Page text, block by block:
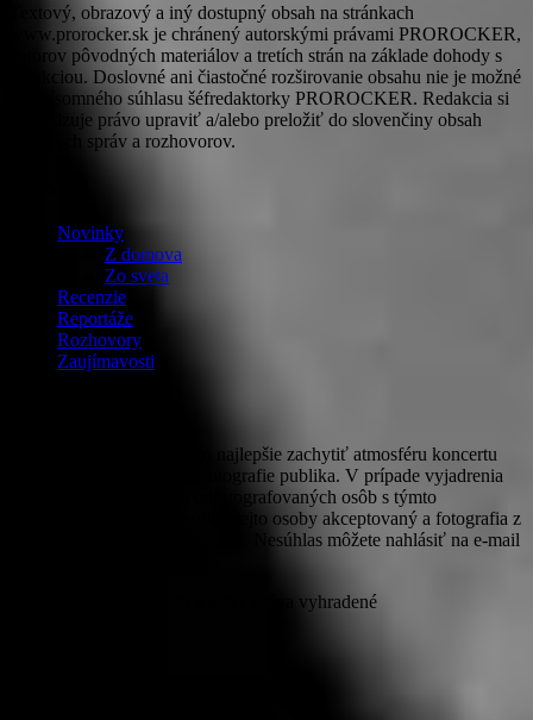
Textový, obrazový a iný dostupný obsah na stránkach
www.prorocker.sk je chránený autorskými právami PROROCKER,
autorov pôvodných materiálov a tretích strán na základe dohody s
redakciou. Doslovné ani čiastočné rozširovanie obsahu nie je možné
bez písomného súhlasu šéfredaktorky PROROCKER. Redakcia si
vyhradzuje právo upraviť a/alebo preložiť do slovenčiny obsah
tlačových správ a rozhovorov.
Novinky
Z domova
Zo sveta
Recenzie
Reportáže
Rozhovory
Zaujímavosti
PROROCKER v snahe čo najlepšie zachytiť atmosféru koncertu
zhotovuje a uverejňuje aj fotografie publika. V prípade vyjadrenia
nesúhlasu zúčastnených odfotografovaných osôb s týmto
zverejňovaním bude nesúhlas tejto osoby akceptovaný a fotografia z
webového priestoru odstránená. Nesúhlas môžete nahlásiť na e-mail
© PROROCKER 2020 Všetky práva vyhradené